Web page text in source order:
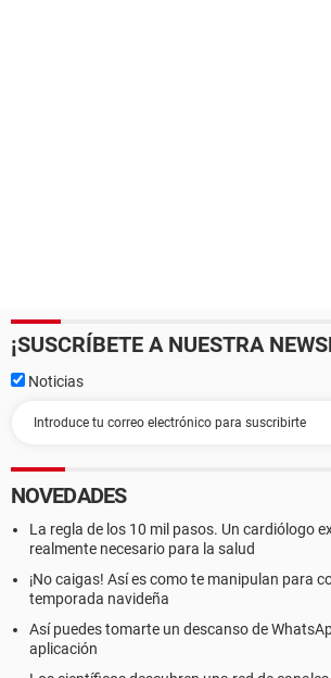
¡SUSCRÍBETE A NUESTRA
Noticias
NOVEDADES
La regla de los 10 mil pasos. Un cardiólogo
realmente necesario para la salud
¡No caigas! Así es como te manipulan para
temporada navideña
Así puedes tomarte un descanso de
aplicación